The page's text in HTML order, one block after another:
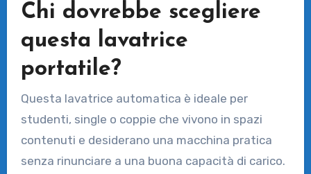
Chi dovrebbe scegliere
questa lavatrice
portatile?
Questa lavatrice automatica è ideale per
studenti, single o coppie che vivono in spazi
contenuti e desiderano una macchina pratica
senza rinunciare a una buona capacità di carico.